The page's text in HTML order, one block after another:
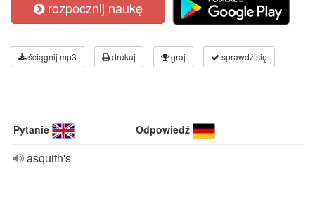
rozpocznij naukę
ściągnij mp3 drukuj graj sprawdź się
Pytanie Odpowiedź
asquith's